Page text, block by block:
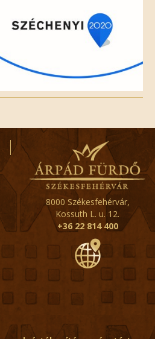
8000 Székesfehérvár,
Kossuth L. u. 12.
+36 22 814 400